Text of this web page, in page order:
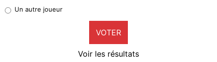
9%
Un autre joueur
VOTER
Voir les résultats